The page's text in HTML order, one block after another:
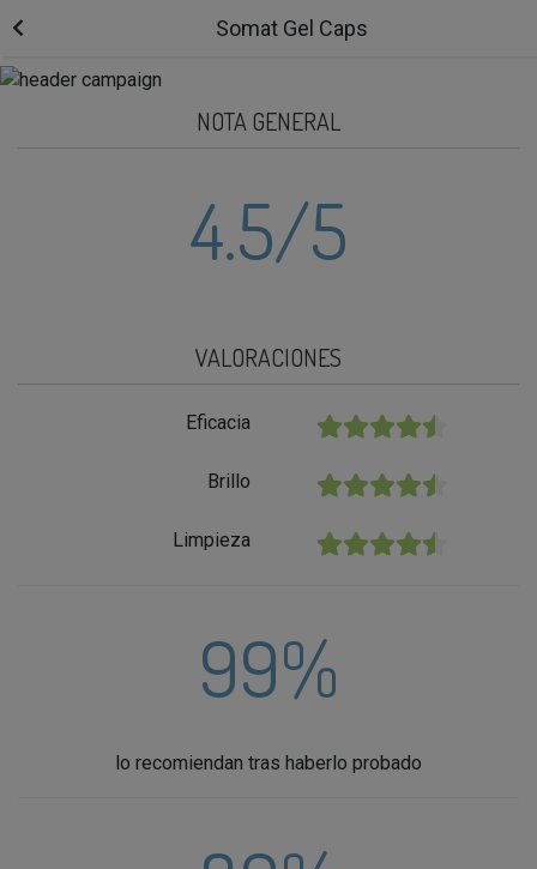
Somat Gel Caps
NOTA GENERAL
4.5/5
VALORACIONES
Eficacia ★★★★★
Brillo ★★★★★
Limpieza ★★★★★
99%
lo recomiendan tras haberlo probado